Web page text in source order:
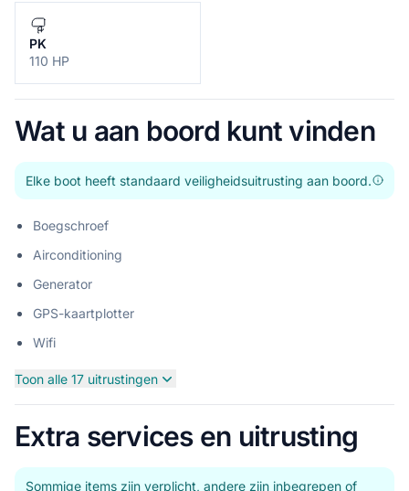
PK
110 HP
Wat u aan boord kunt vinden
Elke boot heeft standaard veiligheidsuitrusting aan boord.
Boegschroef
Airconditioning
Generator
GPS-kaartplotter
Wifi
Toon alle 17 uitrustingen
Extra services en uitrusting
Sommige items zijn verplicht, andere zijn inbegrepen of